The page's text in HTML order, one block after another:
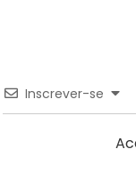
Inscrever-se